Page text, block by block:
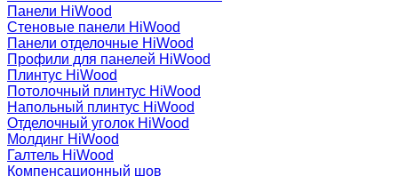
Панели HiWood
Стеновые панели HiWood
Панели отделочные HiWood
Профили для панелей HiWood
Плинтус HiWood
Потолочный плинтус HiWood
Напольный плинтус HiWood
Отделочный уголок HiWood
Молдинг HiWood
Галтель HiWood
Компенсационный шов